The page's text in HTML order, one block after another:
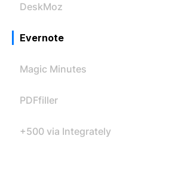
DeskMoz
Evernote
Magic Minutes
PDFfiller
+500 via Integrately